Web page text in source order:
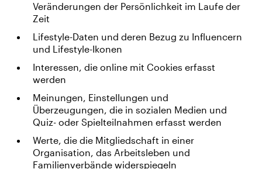
Veränderungen der Persönlichkeit im Laufe der
Zeit
Lifestyle-Daten und deren Bezug zu Influencern
und Lifestyle-Ikonen
Interessen, die online mit Cookies erfasst
werden
Meinungen, Einstellungen und
Überzeugungen, die in sozialen Medien und
Quiz- oder Spielteilnahmen erfasst werden
Werte, die die Mitgliedschaft in einer
Organisation, das Arbeitsleben und
Familienverbände widerspiegeln